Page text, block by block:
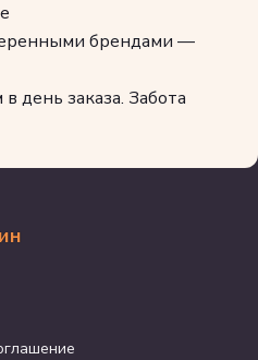
брендами —
день заказа. Забота